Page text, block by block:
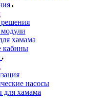
хамама
кабины
насосы
для хамама